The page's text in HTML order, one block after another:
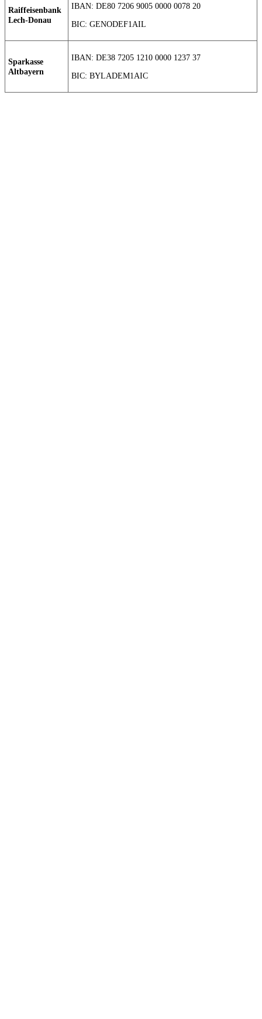
Raiffeisenbank
Lech-Donau
IBAN: DE80 7206 9005 0000 0078 20
BIC: GENODEF1AIL
Sparkasse
Altbayern
IBAN: DE38 7205 1210 0000 1237 37
BIC: BYLADEM1AIC